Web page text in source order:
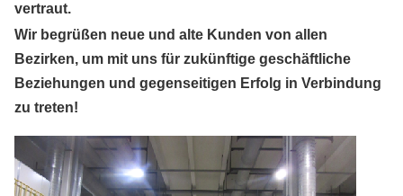
vertraut.
Wir begrüßen neue und alte Kunden von allen
Bezirken, um mit uns für zukünftige geschäftliche
Beziehungen und gegenseitigen Erfolg in Verbindung
zu treten!